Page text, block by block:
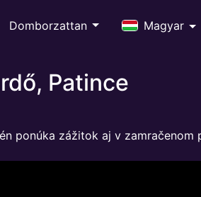
Domborzattan Magyar
Patince
ponúka zážitok aj v